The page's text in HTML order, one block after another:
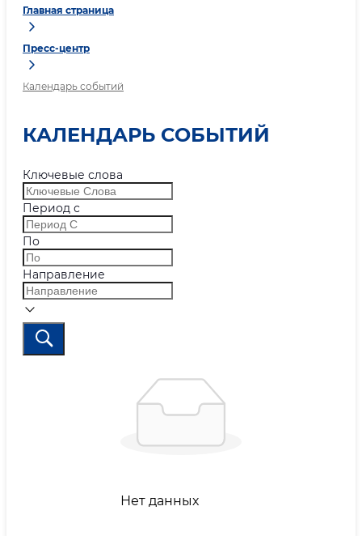
Главная страница
Пресс-центр
Календарь событий
КАЛЕНДАРЬ СОБЫТИЙ
Ключевые слова
Период с
По
Направление
Нет данных